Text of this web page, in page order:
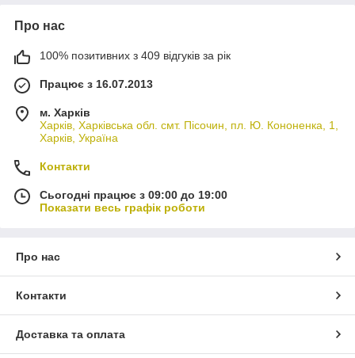
Про нас
100% позитивних з 409 відгуків за рік
Працює з 16.07.2013
м. Харків
Харків, Харківська обл. смт. Пісочин, пл. Ю. Кононенка, 1,
Харків, Україна
Контакти
Сьогодні працює з 09:00 до 19:00
Показати весь графік роботи
Про нас
Контакти
Доставка та оплата